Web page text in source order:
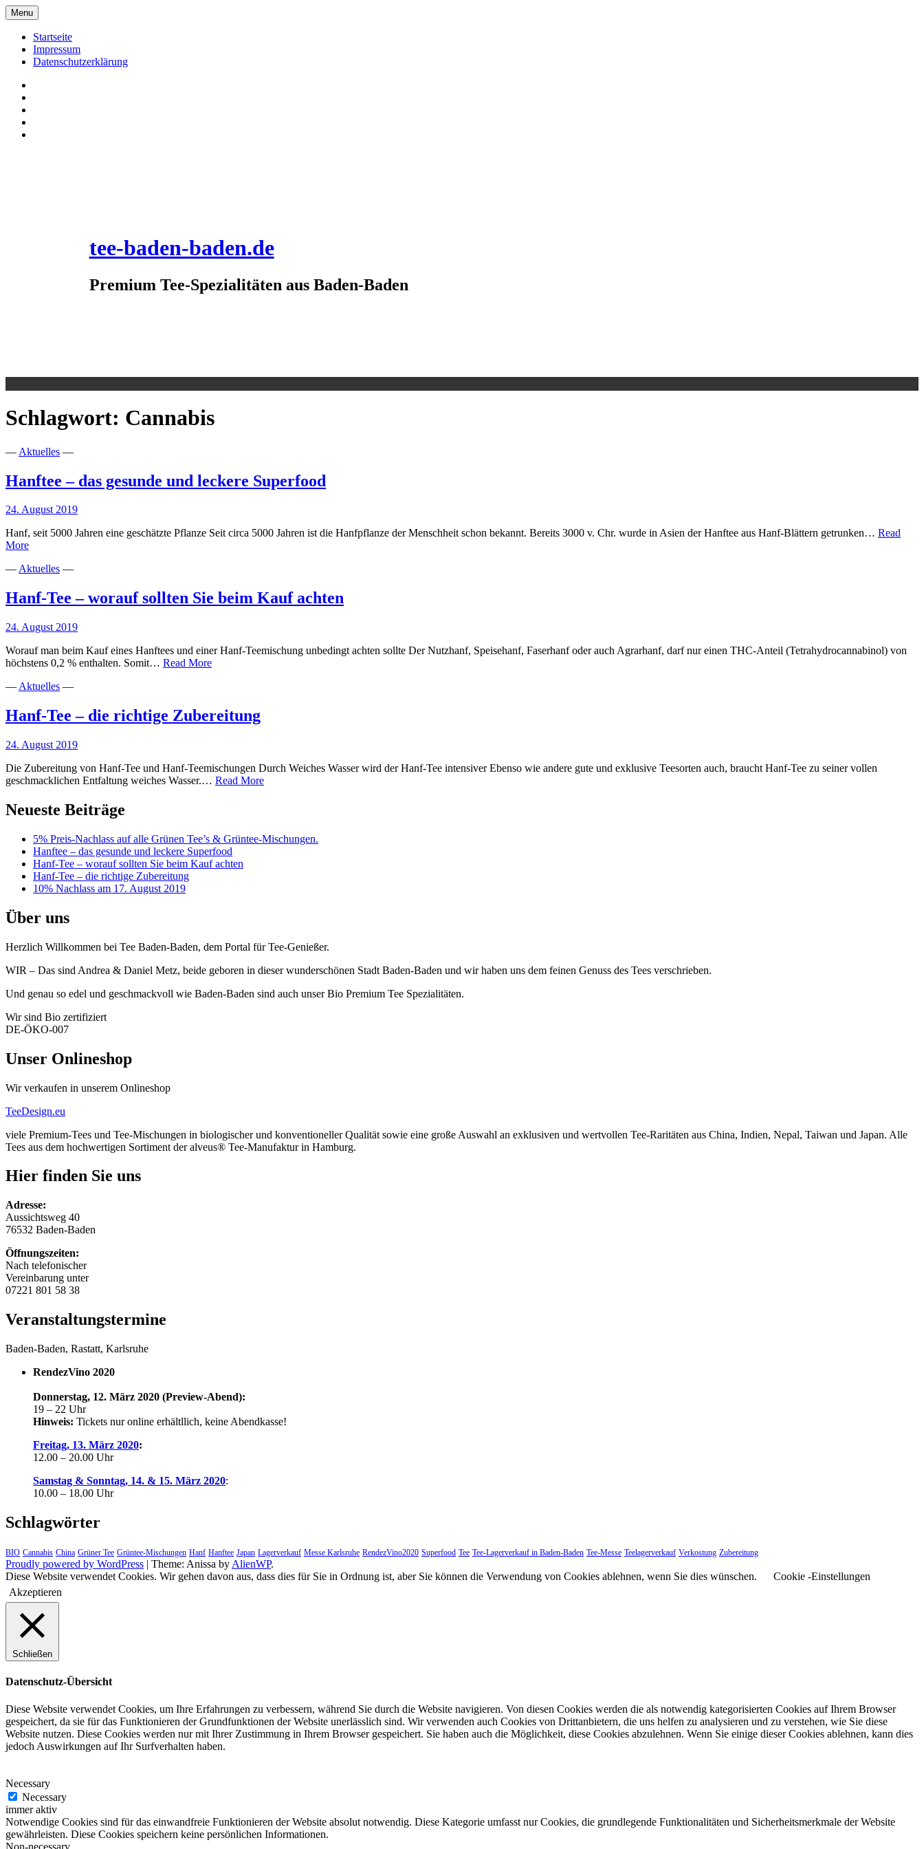
Skip
to
content
Menu
Startseite
Impressum
Datenschutzerklärung
tee-baden-baden.de
Premium Tee-Spezialitäten aus Baden-Baden
Schlagwort: Cannabis
— Aktuelles —
Hanftee – das gesunde und leckere Superfood
24. August 2019
Hanf, seit 5000 Jahren eine geschätzte Pflanze Seit circa 5000 Jahren ist die Hanfpflanze der Menschheit schon bekannt. Bereits 3000 v. Chr. wurde in Asien der Hanftee aus Hanf-Blättern getrunken… Read
MoreHanftee
das
und
leckere
—Aktuelles —
Hanf-Tee – worauf sollten Sie beim Kauf achten
24. August 2019
Worauf man beim Kauf eines Hanftees und einer Hanf-Teemischung unbedingt achten sollte Der Nutzhanf, Speisehanf, Faserhanf oder auch Agrarhanf, darf nur einen THC-Anteil (Tetrahydrocannabinol) von
höchstens 0,2 % enthalten. Somit… Read MoreHanf-
sollten
Sie
— Aktuelles —
Hanf-Tee – die richtige Zubereitung
24. August 2019
Die Zubereitung von Hanf-Tee und Hanf-Teemischungen Durch Weiches Wasser wird der Hanf-Tee intensiver Ebenso wie andere gute und exklusive Teesorten auch, braucht Hanf-Tee zu seiner vollen
geschmacklichen Entfaltung weiches Wasser.… Read MoreHanf-
Zubereitung
Neueste Beiträge
5% Preis-Nachlass auf alle Grünen Tee’s & Grüntee-Mischungen.
Hanftee – das gesunde und leckere Superfood
Hanf-Tee – worauf sollten Sie beim Kauf achten
Hanf-Tee – die richtige Zubereitung
10% Nachlass am 17. August 2019
Über uns
Herzlich Willkommen bei Tee Baden-Baden, dem Portal für Tee-Genießer.
WIR – Das sind Andrea & Daniel Metz, beide geboren in dieser wunderschönen Stadt Baden-Baden und wir haben uns dem feinen Genuss des Tees verschrieben.
Und genau so edel und geschmackvoll wie Baden-Baden sind auch unser Bio Premium Tee Spezialitäten.
Wir sind Bio zertifiziert
DE-ÖKO-007
Unser Onlineshop
Wir verkaufen in unserem Onlineshop
TeeDesign.eu
viele Premium-Tees und Tee-Mischungen in biologischer und konventioneller Qualität sowie eine große Auswahl an exklusiven und wertvollen Tee-Raritäten aus China, Indien, Nepal, Taiwan und Japan. Alle
Tees aus dem hochwertigen Sortiment der alveus® Tee-Manufaktur in Hamburg.
Hier finden Sie uns
Adresse:
Aussichtsweg 40
76532 Baden-Baden
Öffnungszeiten:
Nach telefonischer
Vereinbarung unter
07221 801 58 38
Veranstaltungstermine
Baden-Baden, Rastatt, Karlsruhe
RendezVino 2020
Donnerstag, 12. März 2020 (Preview-Abend):
19 – 22 Uhr
Hinweis: Tickets nur online erhältllich, keine Abendkasse!
Freitag, 13. März 2020:
12.00 – 20.00 Uhr
Samstag & Sonntag, 14. & 15. März 2020:
10.00 – 18.00 Uhr
Schlagwörter
BIO Cannabis China Grüner Tee Grüntee-Mischungen Hanf Hanftee Japan Lagerverkauf Messe Karlsruhe RendezVino2020 Superfood Tee Tee-Lagerverkauf in Baden-Baden Tee-Messe Teelagerverkauf Verkostung Zubereitung
Proudly powered by WordPress | Theme: Anissa by AlienWP.
Diese Website verwendet Cookies. Wir gehen davon aus, dass dies für Sie in Ordnung ist, aber Sie können die Verwendung von Cookies ablehnen, wenn Sie dies wünschen.
Cookie -Einstellungen
Akzeptieren
Schließen
Datenschutz-Übersicht
Diese Website verwendet Cookies, um Ihre Erfahrungen zu verbessern, während Sie durch die Website navigieren. Von diesen Cookies werden die als notwendig kategorisierten Cookies auf Ihrem Browser
gespeichert, da sie für das Funktionieren der Grundfunktionen der Website unerlässlich sind. Wir verwenden auch Cookies von Drittanbietern, die uns helfen zu analysieren und zu verstehen, wie Sie diese
Website nutzen. Diese Cookies werden nur mit Ihrer Zustimmung in Ihrem Browser gespeichert. Sie haben auch die Möglichkeit, diese Cookies abzulehnen. Wenn Sie einige dieser Cookies ablehnen, kann dies
jedoch Auswirkungen auf Ihr Surfverhalten haben.
Necessary
Necessary
immer aktiv
Notwendige Cookies sind für das einwandfreie Funktionieren der Website absolut notwendig. Diese Kategorie umfasst nur Cookies, die grundlegende Funktionalitäten und Sicherheitsmerkmale der Website
gewährleisten. Diese Cookies speichern keine persönlichen Informationen.
Non-necessary